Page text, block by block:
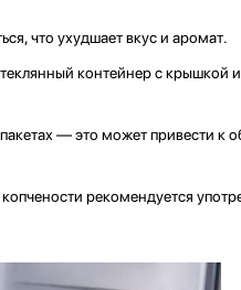
что ухудшает вкус и аромат.
контейнер с крышкой
— это может привести к
рекомендуется